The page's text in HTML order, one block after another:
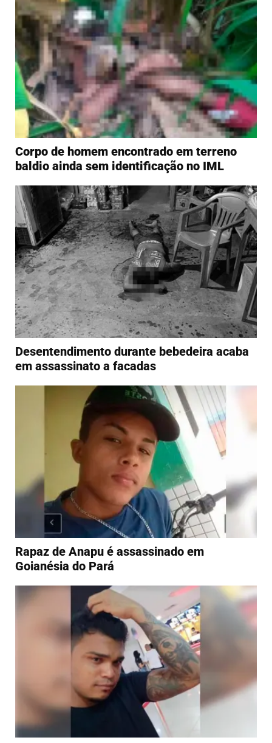
Corpo de homem encontrado em terreno
baldio ainda sem identificação no IML
Desentendimento durante bebedeira acaba
em assassinato a facadas
Rapaz de Anapu é assassinado em
Goianésia do Pará